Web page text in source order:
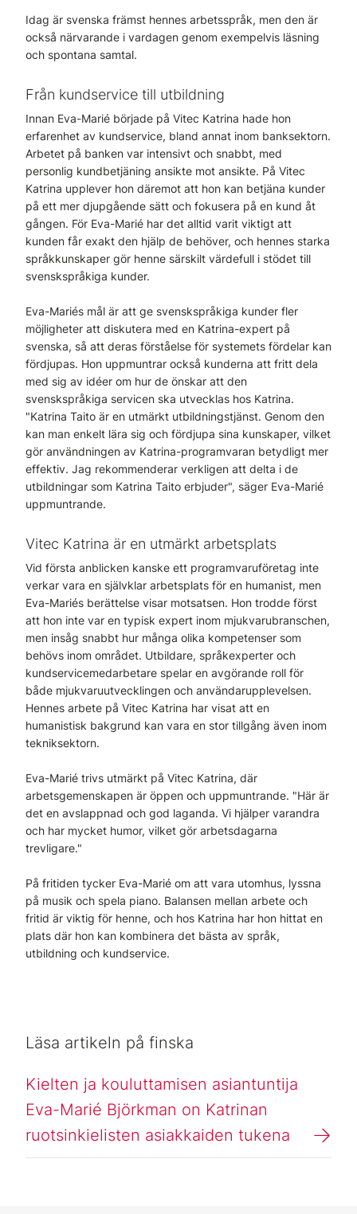
Idag är svenska främst hennes arbetsspråk, men den är
också närvarande i vardagen genom exempelvis läsning
och spontana samtal.
Från kundservice till utbildning
Innan Eva-Marié började på Vitec Katrina hade hon
erfarenhet av kundservice, bland annat inom banksektorn.
Arbetet på banken var intensivt och snabbt, med
personlig kundbetjäning ansikte mot ansikte. På Vitec
Katrina upplever hon däremot att hon kan betjäna kunder
på ett mer djupgående sätt och fokusera på en kund åt
gången. För Eva-Marié har det alltid varit viktigt att
kunden får exakt den hjälp de behöver, och hennes starka
språkkunskaper gör henne särskilt värdefull i stödet till
svenskspråkiga kunder.
Eva-Mariés mål är att ge svenskspråkiga kunder fler
möjligheter att diskutera med en Katrina-expert på
svenska, så att deras förståelse för systemets fördelar kan
fördjupas. Hon uppmuntrar också kunderna att fritt dela
med sig av idéer om hur de önskar att den
svenskspråkiga servicen ska utvecklas hos Katrina.
"Katrina Taito är en utmärkt utbildningstjänst. Genom den
kan man enkelt lära sig och fördjupa sina kunskaper, vilket
gör användningen av Katrina-programvaran betydligt mer
effektiv. Jag rekommenderar verkligen att delta i de
utbildningar som Katrina Taito erbjuder", säger Eva-Marié
uppmuntrande.
Vitec Katrina är en utmärkt arbetsplats
Vid första anblicken kanske ett programvaruföretag inte
verkar vara en självklar arbetsplats för en humanist, men
Eva-Mariés berättelse visar motsatsen. Hon trodde först
att hon inte var en typisk expert inom mjukvarubranschen,
men insåg snabbt hur många olika kompetenser som
behövs inom området. Utbildare, språkexperter och
kundservicemedarbetare spelar en avgörande roll för
både mjukvaruutvecklingen och användarupplevelsen.
Hennes arbete på Vitec Katrina har visat att en
humanistisk bakgrund kan vara en stor tillgång även inom
tekniksektorn.
Eva-Marié trivs utmärkt på Vitec Katrina, där
arbetsgemenskapen är öppen och uppmuntrande. "Här är
det en avslappnad och god laganda. Vi hjälper varandra
och har mycket humor, vilket gör arbetsdagarna
trevligare."
På fritiden tycker Eva-Marié om att vara utomhus, lyssna
på musik och spela piano. Balansen mellan arbete och
fritid är viktig för henne, och hos Katrina har hon hittat en
plats där hon kan kombinera det bästa av språk,
utbildning och kundservice.
Läsa artikeln på finska
Kielten ja kouluttamisen asiantuntija
Eva-Marié Björkman on Katrinan
ruotsinkielisten asiakkaiden tukena